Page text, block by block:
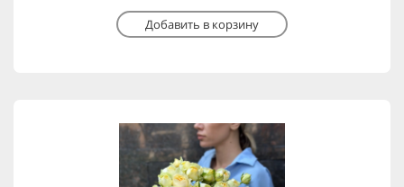
Добавить в корзину